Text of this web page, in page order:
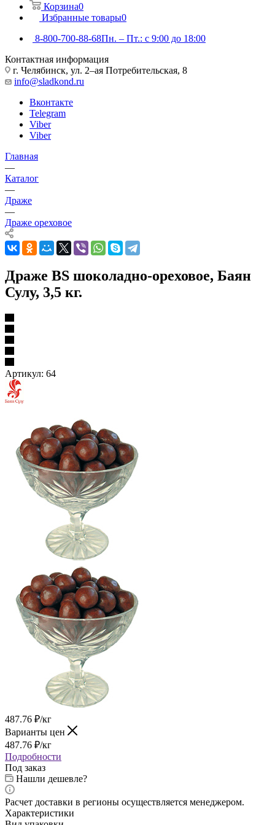
Корзина0
Избранные товары0
8-800-700-88-68Пн. – Пт.: с 9:00 до 18:00
Контактная информация
г. Челябинск, ул. 2–ая Потребительская, 8
info@sladkond.ru
Вконтакте
Telegram
Viber
Viber
Главная
—
Каталог
—
Драже
—
Драже ореховое
Драже BS шоколадно-ореховое, Баян
Сулу, 3,5 кг.
Артикул: 64
487.76 ₽/кг
Варианты цен
487.76 ₽/кг
Подробности
Под заказ
Нашли дешевле?
Расчет доставки в регионы осуществляется менеджером.
Характеристики